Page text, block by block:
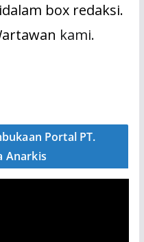
box redaksi.
kami.
Portal PT.
Anarkis